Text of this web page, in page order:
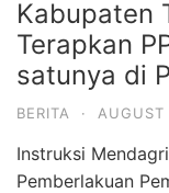
Kabupaten
Terapkan
satunya di
BERITA ·
Instruksi
Pemberlakuan